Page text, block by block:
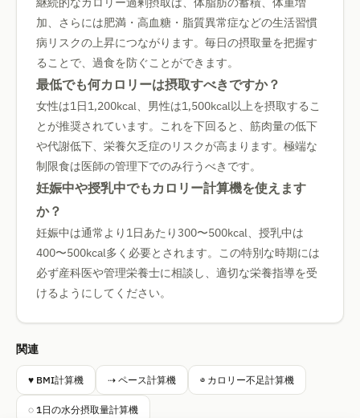
加、さらには肥満・高血糖・脂質異常症などの生活習慣
病リスクの上昇につながります。毎日の摂取量を把握す
ることで、過食を防ぐことができます。
最低でも何カロリーは摂取すべきですか？
女性は1日1,200kcal、男性は1,500kcal以上を摂取するこ
とが推奨されています。これを下回ると、筋肉量の低下
や代謝低下、栄養欠乏症のリスクが高まります。極端な
制限食は医師の管理下でのみ行うべきです。
妊娠中や授乳中でもカロリー計算機を使えます
か？
妊娠中は通常より1日あたり300〜500kcal、授乳中は
400〜500kcal多く必要とされます。この特別な時期には
必ず産科医や管理栄養士に相談し、適切な栄養指導を受
けるようにしてください。
関連
♥ BMI計算機 ⇢ ペース計算機 ⊖ カロリー不足計算機
◌ 1日の水分摂取量計算機